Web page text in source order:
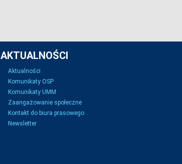
AKTUALNOŚCI
Aktualności
Komunikaty OSP
Komunikaty UMM
Zaangażowanie społeczne
Kontakt do biura prasowego
Newsletter